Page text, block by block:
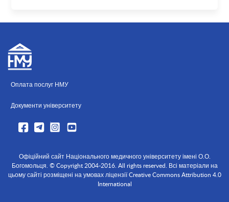
Оплата послуг НМУ
Документи університету
Офіційний сайт Національного медичного університету імені О.О.
Богомольця. © Copyright 2004-2016. All rights reserved. Всі матеріали на
цьому сайті розміщені на умовах ліцензії Creative Commons Attribution 4.0
International